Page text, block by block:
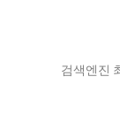
검색엔진